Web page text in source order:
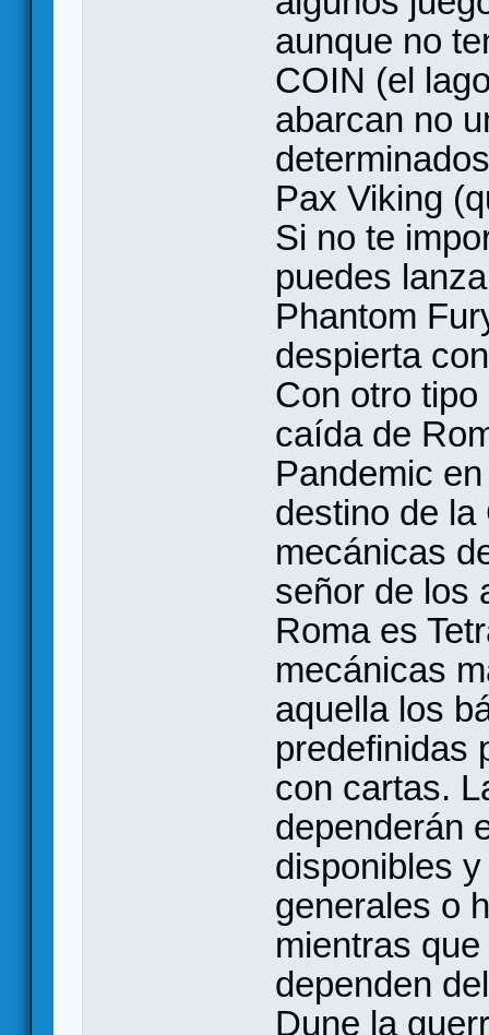
aunque no
COIN (el
abarcan no
Pax Viking
Si no te
puedes
Phantom
despierta
Con otro
caída de
Pandemic
destino de la
mecánicas
señor de los
Roma es
mecánicas
aquella los
predefinidas
con cartas.
dependerán
disponibles
generales o
mientras
dependen
Dune la